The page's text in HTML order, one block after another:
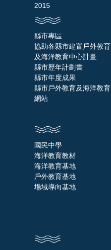
2015
縣市專區
協助各縣市建置戶外教育
及海洋教育中心計畫
縣市歷年計劃書
縣市年度成果
縣市戶外教育及海洋教育
網站
國民中學
海洋教育教材
海洋教育基地
戶外教育基地
場域導向基地